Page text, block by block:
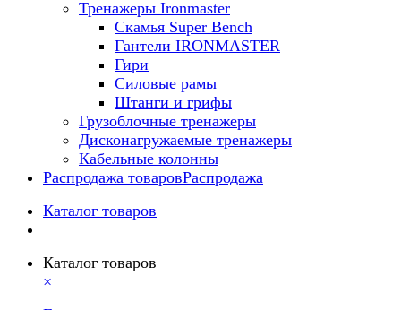
Тренажеры Ironmaster
Скамья Super Bench
Гантели IRONMASTER
Гири
Силовые рамы
Штанги и грифы
Грузоблочные тренажеры
Дисконагружаемые тренажеры
Кабельные колонны
Распродажа товаровРаспродажа
Каталог товаров
Каталог товаров
×